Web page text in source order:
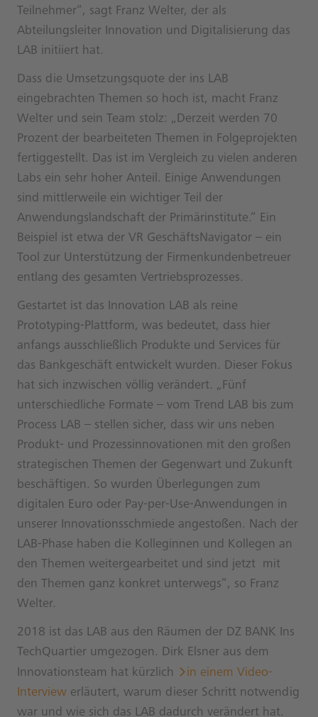
Teilnehmer“, sagt Franz Welter, der als
Abteilungsleiter Innovation und Digitalisierung das
LAB initiiert hat.
Dass die Umsetzungsquote der ins LAB
eingebrachten Themen so hoch ist, macht Franz
Welter und sein Team stolz: „Derzeit werden 70
Prozent der bearbeiteten Themen in Folgeprojekten
fertiggestellt. Das ist im Vergleich zu vielen anderen
Labs ein sehr hoher Anteil. Einige Anwendungen
sind mittlerweile ein wichtiger Teil der
Anwendungslandschaft der Primärinstitute.“ Ein
Beispiel ist etwa der VR GeschäftsNavigator – ein
Tool zur Unterstützung der Firmenkundenbetreuer
entlang des gesamten Vertriebsprozesses.
Gestartet ist das Innovation LAB als reine
Prototyping-Plattform, was bedeutet, dass hier
anfangs ausschließlich Produkte und Services für
das Bankgeschäft entwickelt wurden. Dieser Fokus
hat sich inzwischen völlig verändert. „Fünf
unterschiedliche Formate – vom Trend LAB bis zum
Process LAB – stellen sicher, dass wir uns neben
Produkt- und Prozessinnovationen mit den großen
strategischen Themen der Gegenwart und Zukunft
beschäftigen. So wurden Überlegungen zum
digitalen Euro oder Pay-per-Use-Anwendungen in
unserer Innovationsschmiede angestoßen. Nach der
LAB-Phase haben die Kolleginnen und Kollegen an
den Themen weitergearbeitet und sind jetzt mit
den Themen ganz konkret unterwegs“, so Franz
Welter.
2018 ist das LAB aus den Räumen der DZ BANK Ins
TechQuartier umgezogen. Dirk Elsner aus dem
Innovationsteam hat kürzlich
in einem Video-
Interview erläutert, warum dieser Schritt notwendig
war und wie sich das LAB dadurch verändert hat.